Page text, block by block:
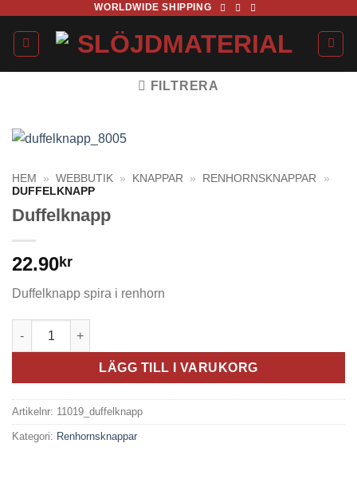
content
WORLDWIDE SHIPPING
FILTRERA
HEM » WEBBUTIK » KNAPPAR » RENHORNSKNAPPAR
»
DUFFELKNAPP
Duffelknapp
22.90kr
Duffelknapp spira i renhorn
Duffelknapp mängd
LÄGG TILL I VARUKORG
Artikelnr: 11019_duffelknapp
Kategori: Renhornsknappar